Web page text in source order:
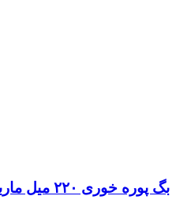
بگ پوره خوری ۲۲۰ میل ماربل سفید تویست شیک